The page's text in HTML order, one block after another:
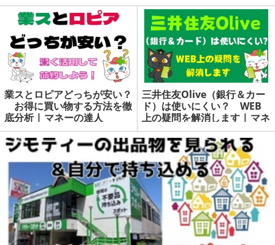
業スとロピアどっちが安い？
お得に買い物する方法を徹
底分析 | マネーの達人
三井住友Olive（銀行＆カー
ド）は使いにくい？ WEB
上の疑問を解消します | マネ
ーの達人